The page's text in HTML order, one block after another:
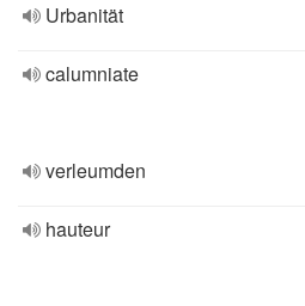
Urbanität
calumniate
verleumden
hauteur